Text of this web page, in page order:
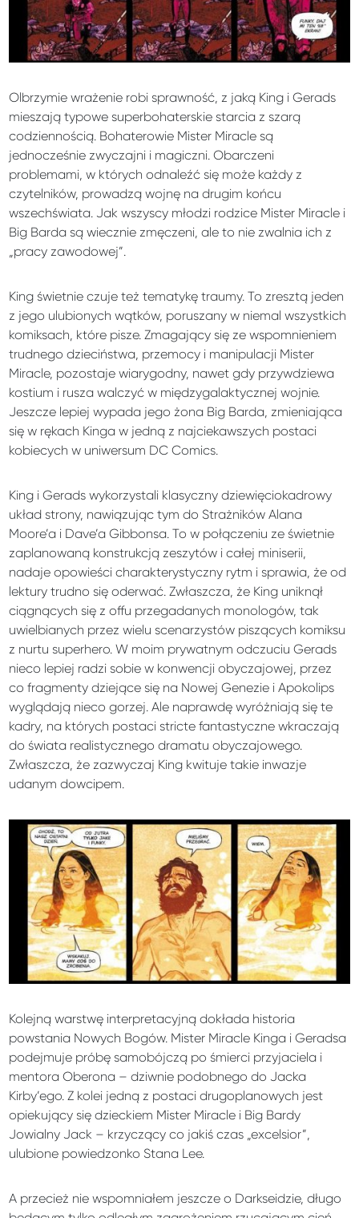
Olbrzymie wrażenie robi sprawność, z jaką King i Gerads
mieszają typowe superbohaterskie starcia z szarą
codziennością. Bohaterowie Mister Miracle są
jednocześnie zwyczajni i magiczni. Obarczeni
problemami, w których odnaleźć się może każdy z
czytelników, prowadzą wojnę na drugim końcu
wszechświata. Jak wszyscy młodzi rodzice Mister Miracle i
Big Barda są wiecznie zmęczeni, ale to nie zwalnia ich z
„pracy zawodowej”.
King świetnie czuje też tematykę traumy. To zresztą jeden
z jego ulubionych wątków, poruszany w niemal wszystkich
komiksach, które pisze. Zmagający się ze wspomnieniem
trudnego dzieciństwa, przemocy i manipulacji Mister
Miracle, pozostaje wiarygodny, nawet gdy przywdziewa
kostium i rusza walczyć w międzygalaktycznej wojnie.
Jeszcze lepiej wypada jego żona Big Barda, zmieniająca
się w rękach Kinga w jedną z najciekawszych postaci
kobiecych w uniwersum DC Comics.
King i Gerads wykorzystali klasyczny dziewięciokadrowy
układ strony, nawiązując tym do Strażników Alana
Moore’a i Dave’a Gibbonsa. To w połączeniu ze świetnie
zaplanowaną konstrukcją zeszytów i całej miniserii,
nadaje opowieści charakterystyczny rytm i sprawia, że od
lektury trudno się oderwać. Zwłaszcza, że King uniknął
ciągnących się z offu przegadanych monologów, tak
uwielbianych przez wielu scenarzystów piszących komiksu
z nurtu superhero. W moim prywatnym odczuciu Gerads
nieco lepiej radzi sobie w konwencji obyczajowej, przez
co fragmenty dziejące się na Nowej Genezie i Apokolips
wyglądają nieco gorzej. Ale naprawdę wyróżniają się te
kadry, na których postaci stricte fantastyczne wkraczają
do świata realistycznego dramatu obyczajowego.
Zwłaszcza, że zazwyczaj King kwituje takie inwazje
udanym dowcipem.
Kolejną warstwę interpretacyjną dokłada historia
powstania Nowych Bogów. Mister Miracle Kinga i Geradsa
podejmuje próbę samobójczą po śmierci przyjaciela i
mentora Oberona – dziwnie podobnego do Jacka
Kirby’ego. Z kolei jedną z postaci drugoplanowych jest
opiekujący się dzieckiem Mister Miracle i Big Bardy
Jowialny Jack – krzyczący co jakiś czas „excelsior”,
ulubione powiedzonko Stana Lee.
A przecież nie wspomniałem jeszcze o Darkseidzie, długo